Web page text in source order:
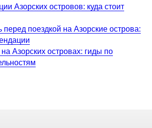
Азорских островов: куда стоит
перед поездкой на Азорские острова:
Азорских островах: гиды по